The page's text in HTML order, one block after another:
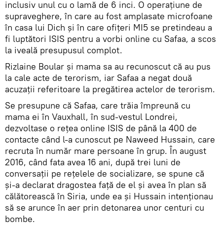
inclusiv unul cu o lamă de 6 inci. O operațiune de
supraveghere, în care au fost amplasate microfoane
în casa lui Dich şi în care ofițeri MI5 se pretindeau a
fi luptători ISIS pentru a vorbi online cu Safaa, a scos
la iveală presupusul complot.
Rizlaine Boular și mama sa au recunoscut că au pus
la cale acte de terorism, iar Safaa a negat două
acuzații referitoare la pregătirea actelor de terorism.
Se presupune că Safaa, care trăia împreună cu
mama ei în Vauxhall, în sud-vestul Londrei,
dezvoltase o rețea online ISIS de până la 400 de
contacte când l-a cunoscut pe Naweed Hussain, care
recruta în număr mare persoane în grup. În august
2016, când fata avea 16 ani, după trei luni de
conversaţii pe reţelele de socializare, se spune că
și-a declarat dragostea faţă de el și avea în plan să
călătorească în Siria, unde ea și Hussain intenţionau
să se arunce în aer prin detonarea unor centuri cu
bombe.